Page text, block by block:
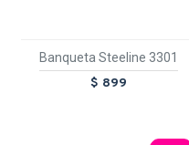
Banqueta Steeline 3301
$ 899